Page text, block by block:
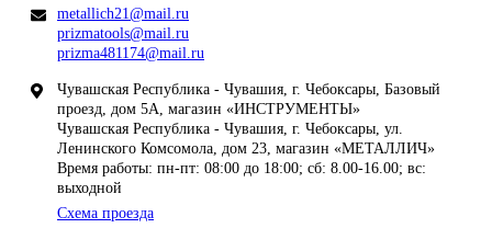
metallich21@mail.ru
prizmatools@mail.ru
prizma481174@mail.ru
Чувашская Республика - Чувашия, г. Чебоксары, Базовый
проезд, дом 5А, магазин «ИНСТРУМЕНТЫ»
Чувашская Республика - Чувашия, г. Чебоксары, ул.
Ленинского Комсомола, дом 23, магазин «МЕТАЛЛИЧ»
Время работы: пн-пт: 08:00 до 18:00; сб: 8.00-16.00; вс:
выходной
Схема проезда